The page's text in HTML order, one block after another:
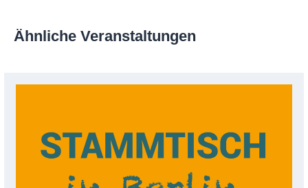
Ähnliche Veranstaltungen